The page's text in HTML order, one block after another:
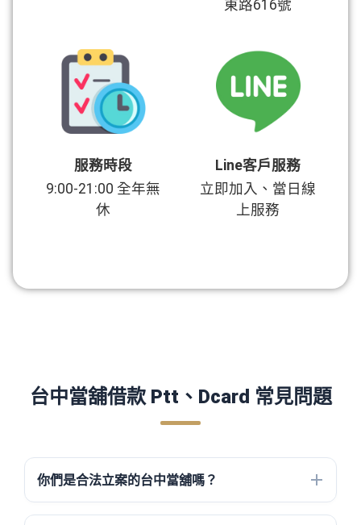
東路616號
服務時段
9:00-21:00 全年無
休
Line客戶服務
立即加入、當日線
上服務
台中當舖借款 Ptt、Dcard 常見問題
你們是合法立案的台中當舖嗎？